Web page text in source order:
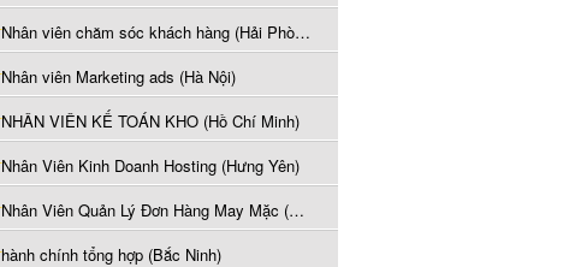
Nhân viên chăm sóc khách hàng (Hải Phòng)
Nhân viên Marketing ads (Hà Nội)
NHÂN VIÊN KẾ TOÁN KHO (Hồ Chí Minh)
Nhân Viên Kinh Doanh Hosting (Hưng Yên)
Nhân Viên Quản Lý Đơn Hàng May Mặc (Hưng Yên)
hành chính tổng hợp (Bắc Ninh)